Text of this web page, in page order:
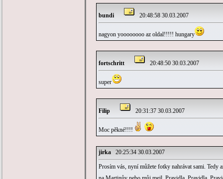
bundi 20:48:58 30.03.2007
nagyon yoooooooo az oldal!!!!! hungary
fortschritt 20:48:50 30.03.2007
super
Filip 20:31:37 30.03.2007
Moc pěkné!!!!
jirka 20:25:34 30.03.2007
Prosím vás, nyní můžete fotky nahrávat sami.